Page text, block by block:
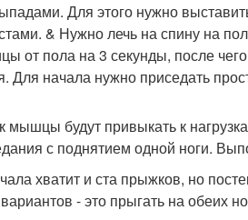
Для этого нужно
& Нужно лечь на спину на
от пола на 3 секунды, после
Для начала нужно приседать
мышцы будут привыкать к
с поднятием одной ноги.
хватит и ста прыжков, но
- это прыгать на обеих